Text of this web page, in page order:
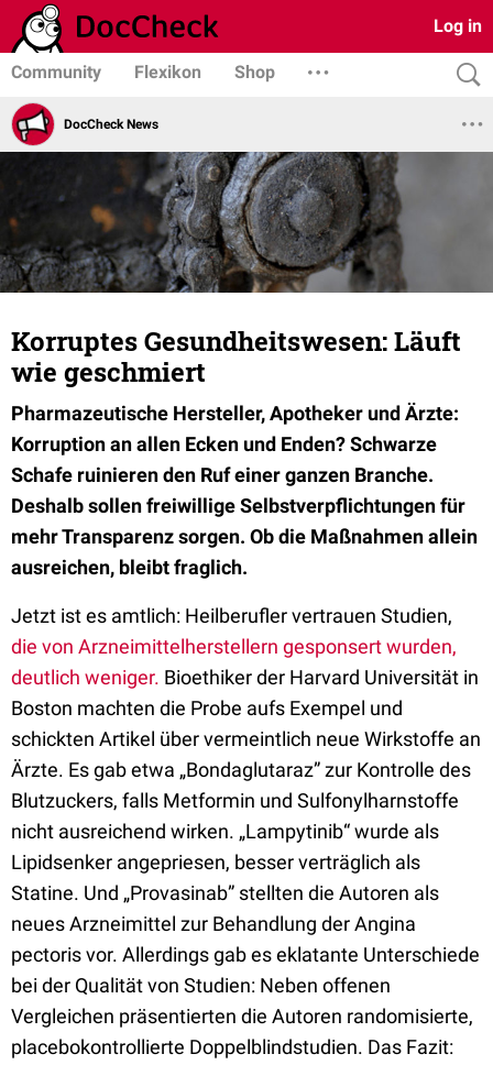
Log in
Community Flexikon Shop
DocCheck News
Korruptes Gesundheitswesen: Läuft
wie geschmiert
Pharmazeutische Hersteller, Apotheker und Ärzte:
Korruption an allen Ecken und Enden? Schwarze
Schafe ruinieren den Ruf einer ganzen Branche.
Deshalb sollen freiwillige Selbstverpflichtungen für
mehr Transparenz sorgen. Ob die Maßnahmen allein
ausreichen, bleibt fraglich.
Jetzt ist es amtlich: Heilberufler vertrauen Studien,
die von Arzneimittelherstellern gesponsert wurden,
deutlich weniger. Bioethiker der Harvard Universität in
Boston machten die Probe aufs Exempel und
schickten Artikel über vermeintlich neue Wirkstoffe an
Ärzte. Es gab etwa „Bondaglutaraz” zur Kontrolle des
Blutzuckers, falls Metformin und Sulfonylharnstoffe
nicht ausreichend wirken. „Lampytinib“ wurde als
Lipidsenker angepriesen, besser verträglich als
Statine. Und „Provasinab” stellten die Autoren als
neues Arzneimittel zur Behandlung der Angina
pectoris vor. Allerdings gab es eklatante Unterschiede
bei der Qualität von Studien: Neben offenen
Vergleichen präsentierten die Autoren randomisierte,
placebokontrollierte Doppelblindstudien. Das Fazit: